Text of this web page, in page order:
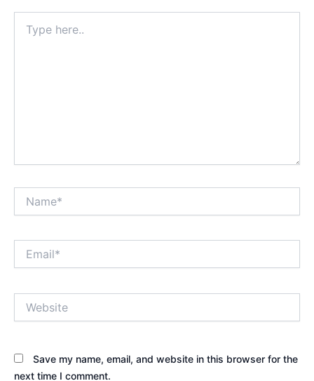
here..
Save my name, email, and website in this browser for the
next time I comment.